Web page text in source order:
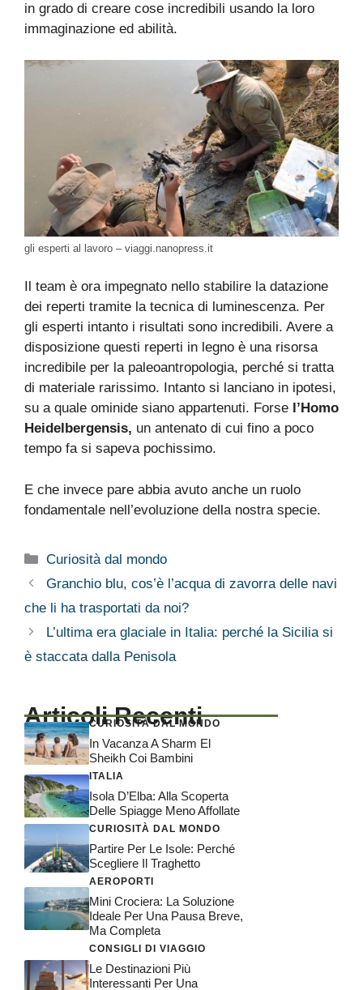
in grado di creare cose incredibili usando la loro
immaginazione ed abilità.
gli esperti al lavoro – viaggi.nanopress.it
Il team è ora impegnato nello stabilire la datazione
dei reperti tramite la tecnica di luminescenza. Per
gli esperti intanto i risultati sono incredibili. Avere a
disposizione questi reperti in legno è una risorsa
incredibile per la paleoantropologia, perché si tratta
di materiale rarissimo. Intanto si lanciano in ipotesi,
su a quale ominide siano appartenuti. Forse l’Homo
Heidelbergensis, un antenato di cui fino a poco
tempo fa si sapeva pochissimo.
E che invece pare abbia avuto anche un ruolo
fondamentale nell’evoluzione della nostra specie.
Categorie
Curiosità dal mondo
Granchio blu, cos’è l’acqua di zavorra delle navi
che li ha trasportati da noi?
L’ultima era glaciale in Italia: perché la Sicilia si
è staccata dalla Penisola
Articoli Recenti
CURIOSITÀ DAL MONDO
In Vacanza A Sharm El
Sheikh Coi Bambini
ITALIA
Isola D’Elba: Alla Scoperta
Delle Spiagge Meno Affollate
CURIOSITÀ DAL MONDO
Partire Per Le Isole: Perché
Scegliere Il Traghetto
AEROPORTI
Mini Crociera: La Soluzione
Ideale Per Una Pausa Breve,
Ma Completa
CONSIGLI DI VIAGGIO
Le Destinazioni Più
Interessanti Per Una